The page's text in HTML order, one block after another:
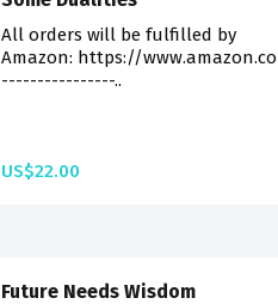
All orders will be fulfilled by
Amazon: https://
----------------..
US$22.00
Future Needs Wisdom